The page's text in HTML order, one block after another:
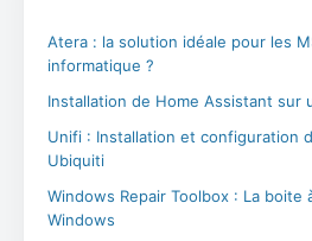
Atera : la solution idéale pour les
informatique ?
Installation de Home Assistant sur
Unifi : Installation et configuration
Ubiquiti
Windows Repair Toolbox : La boite
Windows